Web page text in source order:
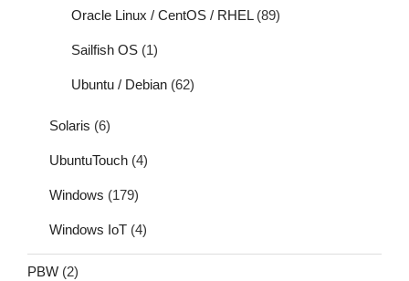
Oracle Linux / CentOS / RHEL(89)
Sailfish OS (1)
Ubuntu / Debian (62)
Solaris (6)
UbuntuTouch (4)
Windows (179)
Windows IoT (4)
PBW (2)